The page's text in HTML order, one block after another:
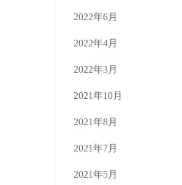
2022年6月
2022年4月
2022年3月
2021年10月
2021年8月
2021年7月
2021年5月